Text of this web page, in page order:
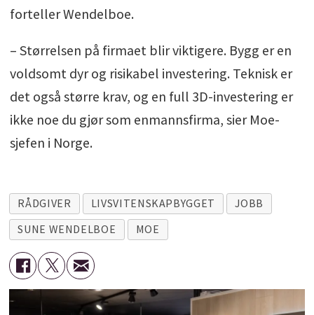
forteller Wendelboe.
– Størrelsen på firmaet blir viktigere. Bygg er en
voldsomt dyr og risikabel investering. Teknisk er
det også større krav, og en full 3D-investering er
ikke noe du gjør som enmannsfirma, sier Moe-
sjefen i Norge.
RÅDGIVER LIVSVITENSKAPBYGGET
JOBB
SUNE WENDELBOE
MOE